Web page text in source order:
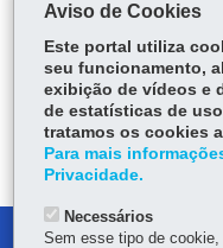
Voltar
DENUNCIE
Aviso de Cookies
Este portal utiliza
seu funcionamento,
exibição de vídeos e
de estatísticas de
tratamos os cookies
Para mais
Privacidade.
Necessários
Sem esse tipo de